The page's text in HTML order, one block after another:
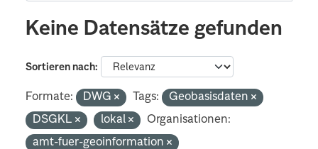
Keine Datensätze gefunden
Sortieren nach
Formate: DWG Tags:
Geobasisdaten
DSGKL
lokal
Organisationen:
amt-fuer-geoinformation